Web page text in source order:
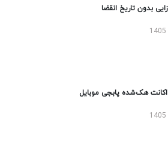
بدون تاریخ انقضا
اکانت هک‌شده پابجی موبایل